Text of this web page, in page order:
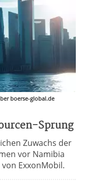
boerse-global.de
Sprung
Zuwachs der
vor Namibia
ExxonMobil.